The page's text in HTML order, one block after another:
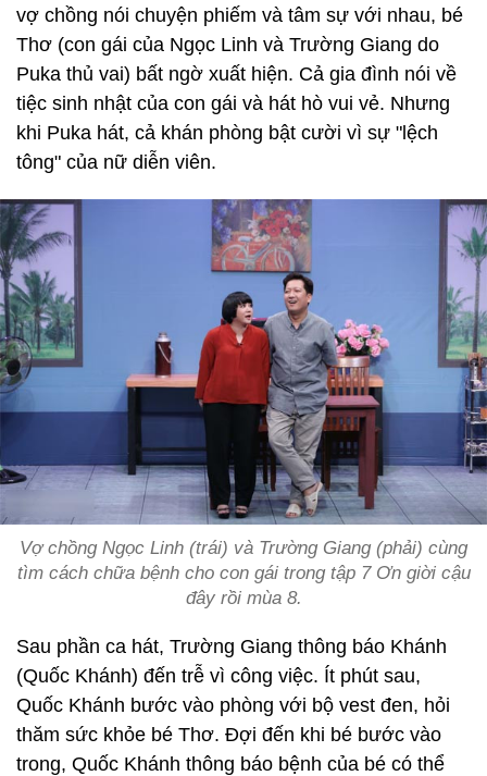
vợ chồng nói chuyện phiếm và tâm sự với nhau, bé
Thơ (con gái của Ngọc Linh và Trường Giang do
Puka thủ vai) bất ngờ xuất hiện. Cả gia đình nói về
tiệc sinh nhật của con gái và hát hò vui vẻ. Nhưng
khi Puka hát, cả khán phòng bật cười vì sự "lệch
tông" của nữ diễn viên.
Vợ chồng Ngọc Linh (trái) và Trường Giang (phải) cùng
tìm cách chữa bệnh cho con gái trong tập 7 Ơn giời cậu
đây rồi mùa 8.
Sau phần ca hát, Trường Giang thông báo Khánh
(Quốc Khánh) đến trễ vì công việc. Ít phút sau,
Quốc Khánh bước vào phòng với bộ vest đen, hỏi
thăm sức khỏe bé Thơ. Đợi đến khi bé bước vào
trong, Quốc Khánh thông báo bệnh của bé có thể